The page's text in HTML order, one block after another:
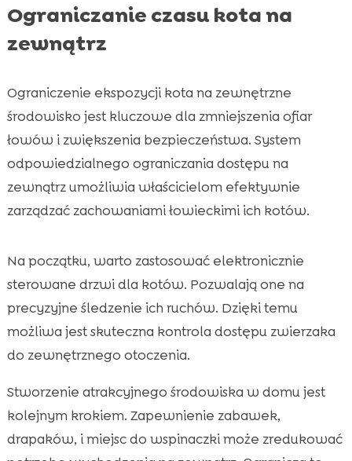
Ograniczanie czasu kota na
zewnątrz
Ograniczenie ekspozycji kota na zewnętrzne
środowisko jest kluczowe dla zmniejszenia ofiar
łowów i zwiększenia bezpieczeństwa. System
odpowiedzialnego ograniczania dostępu na
zewnątrz umożliwia właścicielom efektywnie
zarządzać zachowaniami łowieckimi ich kotów.
Na początku, warto zastosować elektronicznie
sterowane drzwi dla kotów. Pozwalają one na
precyzyjne śledzenie ich ruchów. Dzięki temu
możliwa jest skuteczna kontrola dostępu zwierzaka
do zewnętrznego otoczenia.
Stworzenie atrakcyjnego środowiska w domu jest
kolejnym krokiem. Zapewnienie zabawek,
drapaków, i miejsc do wspinaczki może zredukować